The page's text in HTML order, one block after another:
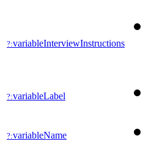
?:variableInterviewInstructions
?:variableLabel
?:variableName